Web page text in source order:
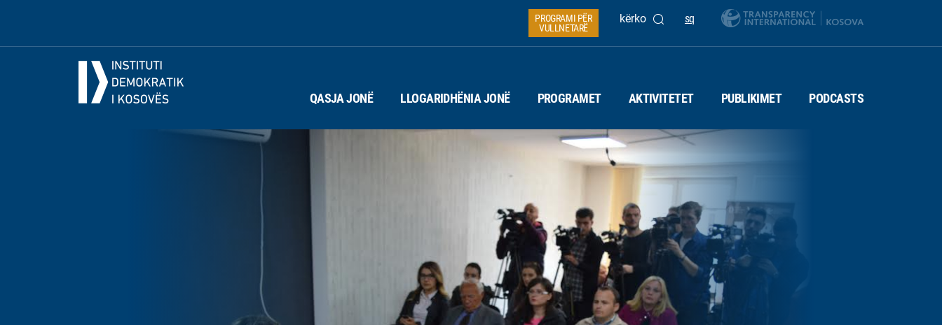
sq
kërko
PROGRAMI PËR
VULLNETARË
QASJA JONË LLOGARIDHËNIA JONË PROGRAMET AKTIVITETET PUBLIKIMET PODCASTS